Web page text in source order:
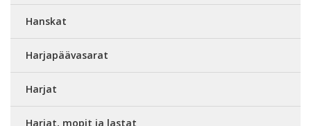
Hanskat
Harjapäävasarat
Harjat
Harjat, mopit ja lastat